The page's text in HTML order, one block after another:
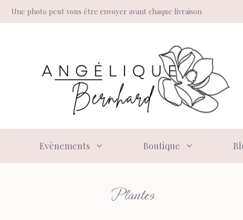
Une photo peut vous être envoyer avant chaque livraison
Evènements Boutique
Plantes